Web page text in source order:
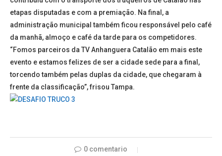
etapas disputadas e com a premiação. Na final, a
administração municipal também ficou responsável pelo café
da manhã, almoço e café da tarde para os competidores.
“Fomos parceiros da TV Anhanguera Catalão em mais este
evento e estamos felizes de ser a cidade sede para a final,
torcendo também pelas duplas da cidade, que chegaram à
frente da classificação”, frisou Tampa.
0 comentario